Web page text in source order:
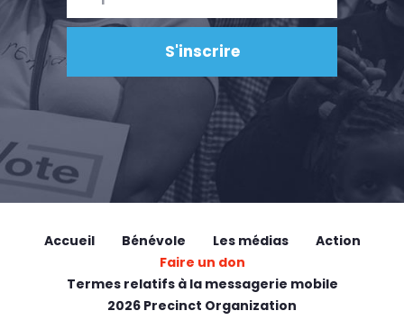
Accueil Bénévole Les médias
Action
Faire un don
Termes relatifs à la messagerie mobile
2026 Precinct Organization